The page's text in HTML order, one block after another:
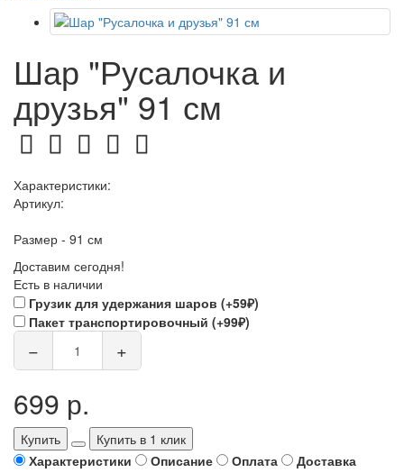
Шар "Русалочка и
друзья" 91 см
Характеристики:
Артикул:
Размер - 91 см
Доставим сегодня!
Есть в наличии
Грузик для удержания шаров (+59₽)
Пакет транспортировочный (+99₽)
− +
699 р.
Купить
Купить в 1 клик
Характеристики
Описание Оплата
Доставка